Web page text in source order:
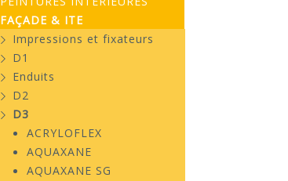
FAÇADE & ITE
Impressions et fixateurs
D1
Enduits
D2
D3
ACRYLOFLEX
AQUAXANE
AQUAXANE SG